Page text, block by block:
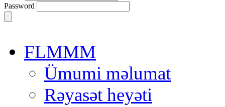
Password
FLMMM
Ümumi məlumat
Rəyasət heyəti